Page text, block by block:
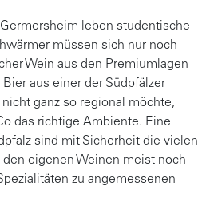
leben studentische
müssen sich nur noch
Wein aus den Premiumlagen
aus einer der Südpfälzer
ganz so regional möchte,
das richtige Ambiente. Eine
sind mit Sicherheit die vielen
eigenen Weinen meist noch
zu angemessenen